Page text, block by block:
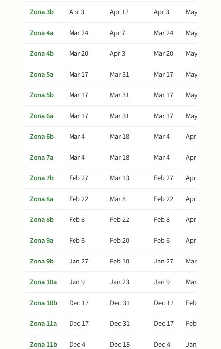
Zona 3b
Apr 3 Apr 17 Apr 3
May 27
Zona 4a
Mar 24 Apr 7 Mar 24
May 17
Zona 4b
Mar 20 Apr 3 Mar 20
May 13
Zona 5a
Mar 17 Mar 31 Mar 17
May 10
Zona 5b
Mar 17 Mar 31 Mar 17
May 10
Zona 6a
Mar 17 Mar 31 Mar 17
May 10
Zona 6b
Mar 4 Mar 18 Mar 4
Apr 27
Zona 7a
Mar 4 Mar 18 Mar 4
Apr 27
Zona 7b
Feb 27 Mar 13 Feb 27
Apr 22
Zona 8a
Feb 22 Mar 8 Feb 22
Apr 17
Zona 8b
Feb 8 Feb 22 Feb 8
Apr 3
Zona 9a
Feb 6 Feb 20 Feb 6
Apr 1
Zona 9b
Jan 27 Feb 10 Jan 27
Mar 22
Zona 10a
Jan 9 Jan 23 Jan 9
Mar 4
Zona 10b
Dec 17 Dec 31 Dec 17
Feb 9
Zona 11a
Dec 17 Dec 31 Dec 17
Feb 9
Zona 11b
Dec 4 Dec 18 Dec 4 Jan 27